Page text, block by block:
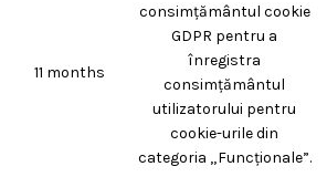
11 months
consimțământul cookie
GDPR pentru a
înregistra
consimțământul
utilizatorului pentru
cookie-urile din
categoria „Funcționale”.